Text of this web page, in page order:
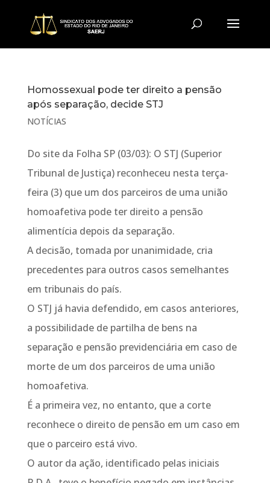
Homossexual pode ter direito a pensão
após separação, decide STJ
NOTÍCIAS
Do site da Folha SP (03/03): O STJ (Superior
Tribunal de Justiça) reconheceu nesta terça-
feira (3) que um dos parceiros de uma união
homoafetiva pode ter direito a pensão
alimentícia depois da separação.
A decisão, tomada por unanimidade, cria
precedentes para outros casos semelhantes
em tribunais do país.
O STJ já havia defendido, em casos anteriores,
a possibilidade de partilha de bens na
separação e pensão previdenciária em caso de
morte de um dos parceiros de uma união
homoafetiva.
É a primeira vez, no entanto, que a corte
reconhece o direito de pensão em um caso em
que o parceiro está vivo.
O autor da ação, identificado pelas iniciais